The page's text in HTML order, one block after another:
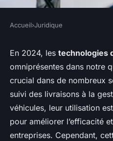
Comment une
peut-elle se
règlements
technologies de
géolocalisation?
Accueil›Juridique
En 2024, les technologies
omniprésentes dans notre
crucial dans de nombreux
suivi des livraisons à la
véhicules, leur utilisation
pour améliorer l’efficacité
entreprises. Cependant,